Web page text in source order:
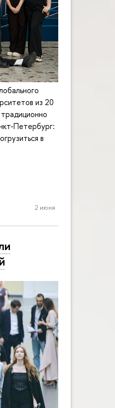
из 20
Петербург:
в
2 июня